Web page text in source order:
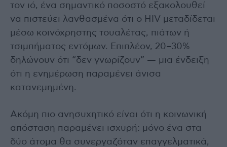
τον ιό, ένα σημαντικό ποσοστό εξακολουθεί
να πιστεύει λανθασμένα ότι ο HIV μεταδίδεται
μέσω κοινόχρηστης τουαλέτας, πιάτων ή
τσιμπήματος εντόμων. Επιπλέον, 20–30%
δηλώνουν ότι “δεν γνωρίζουν” — μια ένδειξη
ότι η ενημέρωση παραμένει άνισα
κατανεμημένη.
Ακόμη πιο ανησυχητικό είναι ότι η κοινωνική
απόσταση παραμένει ισχυρή: μόνο ένα στα
δύο άτομα θα συνεργαζόταν επαγγελματικά,